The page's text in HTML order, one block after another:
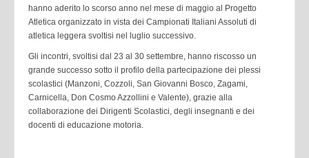
hanno aderito lo scorso anno nel mese di maggio al Progetto
Atletica organizzato in vista dei Campionati Italiani Assoluti di
atletica leggera svoltisi nel luglio successivo.
Gli incontri, svoltisi dal 23 al 30 settembre, hanno riscosso un
grande successo sotto il profilo della partecipazione dei plessi
scolastici (Manzoni, Cozzoli, San Giovanni Bosco, Zagami,
Carnicella, Don Cosmo Azzollini e Valente), grazie alla
collaborazione dei Dirigenti Scolastici, degli insegnanti e dei
docenti di educazione motoria.